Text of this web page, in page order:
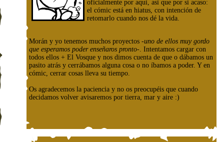
oficialmente por aquí, así que por si acaso:
el cómic está en hiatus, con intención de
retomarlo cuando nos dé la vida.
Morán y yo tenemos muchos proyectos -uno de ellos muy gordo
que esperamos poder enseñaros pronto- . Intentamos cargar con
todos ellos + El Vosque y nos dimos cuenta de que o dábamos un
pasito atrás y cerrábamos alguna cosa o no íbamos a poder. Y en
cómic, cerrar cosas lleva su tiempo.
Os agradecemos la paciencia y no os preocupéis que cuando
decidamos volver avisaremos por tierra, mar y aire :)